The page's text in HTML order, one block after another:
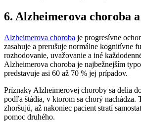
6. Alzheimerova choroba
Alzheimerova choroba je progresívne
zasahuje a prerušuje normálne kognitívne
rozhodovanie, uvažovanie a iné
Alzheimerova choroba je najbežnejším
predstavuje asi 60 až 70 % jej prípadov.
Príznaky Alzheimerovej choroby sa delia
podľa štádia, v ktorom sa chorý nachádza.
zhoršujú, až nakoniec pacient stratí
pomoc druhého.